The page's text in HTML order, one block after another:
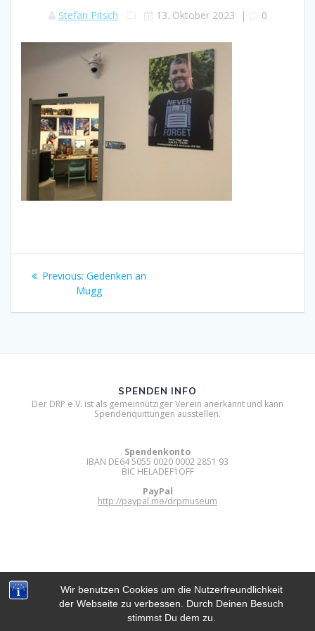
Wir benutzen Cookies um die Nutzerfreundlichkeit
der Webseite zu verbessen. Durch Deinen Besuch
stimmst Du dem zu.
Stefan Pitsch 13. Oktober 2023 | 0
Beitragsnavigation
Previous: Previous
post:
Gedenken an
Mugg
DIGITAL RETRO PARK E.V.
SPENDEN INFO
Der DRP e.V. ist als gemeinnütziger Verein anerkannt und kann
Spendenquittungen ausstellen.
Spendenkonto
IBAN DE64 5055 0020 0002 2851 93
BIC HELADEF1OFF
PayPal
http://paypal.me/drpmuseum